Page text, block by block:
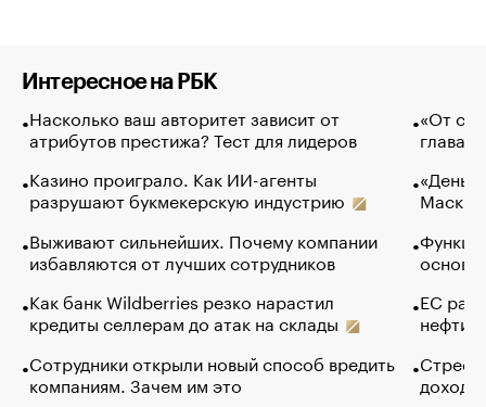
Интересное на РБК
Насколько ваш авторитет зависит от
атрибутов престижа? Тест для лидеров
Казино проиграло. Как ИИ-агенты
разрушают букмекерскую индустрию
Выживают сильнейших. Почему компании
избавляются от лучших сотрудников
Как банк Wildberries резко нарастил
кредиты селлерам до атак на склады
Сотрудники открыли новый способ вредить
компаниям. Зачем им это
«От
глава
Маск в
основ
ЕС
нефти